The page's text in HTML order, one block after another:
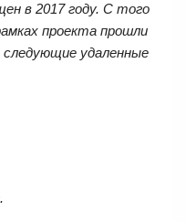
в 2017 году. С того
проекта прошли
следующие удаленные